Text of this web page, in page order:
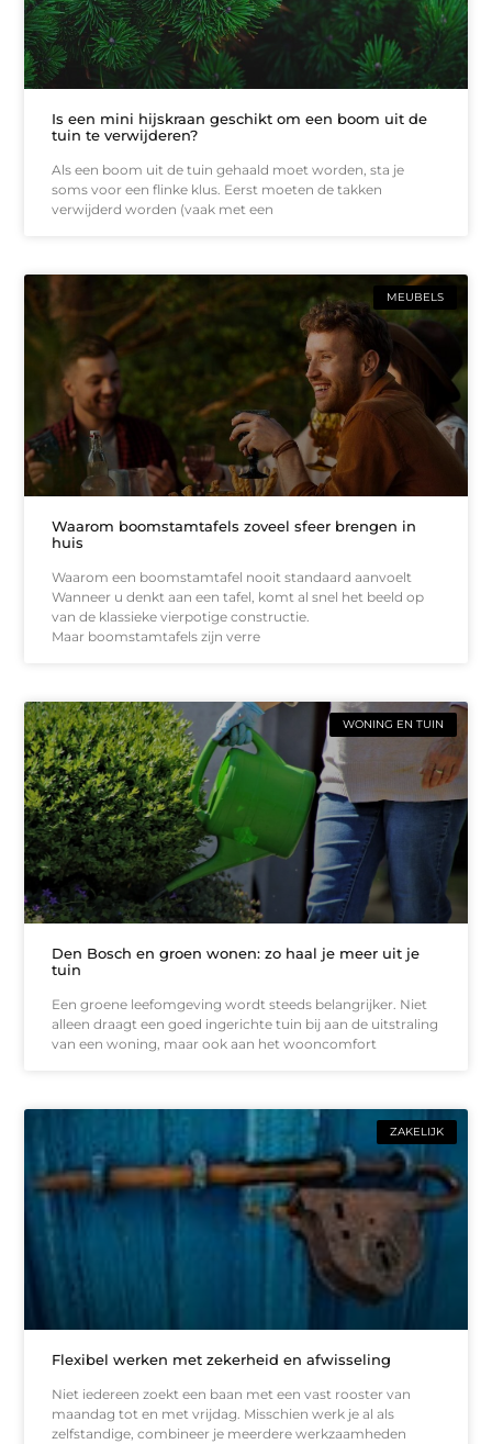
Is een mini hijskraan geschikt om een boom uit de
tuin te verwijderen?
Als een boom uit de tuin gehaald moet worden, sta je
soms voor een flinke klus. Eerst moeten de takken
verwijderd worden (vaak met een
MEUBELS
Waarom boomstamtafels zoveel sfeer brengen in
huis
Waarom een boomstamtafel nooit standaard aanvoelt
Wanneer u denkt aan een tafel, komt al snel het beeld op
van de klassieke vierpotige constructie.
Maar boomstamtafels zijn verre
WONING EN TUIN
Den Bosch en groen wonen: zo haal je meer uit je
tuin
Een groene leefomgeving wordt steeds belangrijker. Niet
alleen draagt een goed ingerichte tuin bij aan de uitstraling
van een woning, maar ook aan het wooncomfort
ZAKELIJK
Flexibel werken met zekerheid en afwisseling
Niet iedereen zoekt een baan met een vast rooster van
maandag tot en met vrijdag. Misschien werk je al als
zelfstandige, combineer je meerdere werkzaamheden